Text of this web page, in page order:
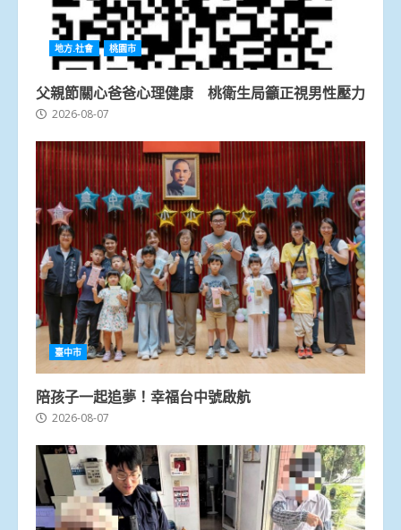
地方.社會 桃園市
父親節關心爸爸心理健康 桃衛生局籲正視男性壓力
2026-08-07
臺中市
陪孩子一起追夢！幸福台中號啟航
2026-08-07